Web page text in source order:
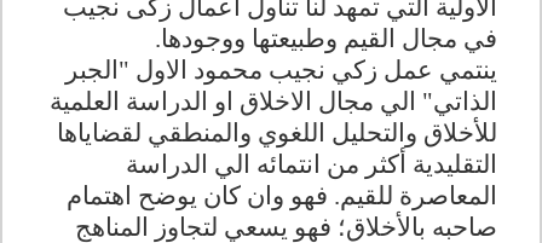
الأولية التي تمهد لنا تناول أعمال زكى نجيب
في مجال القيم وطبيعتها ووجودها.
ينتمي عمل زكي نجيب محمود الاول "الجبر
الذاتي" الي مجال الاخلاق او الدراسة العلمية
للأخلاق والتحليل اللغوي والمنطقي لقضاياها
التقليدية أكثر من انتمائه الي الدراسة
المعاصرة للقيم. فهو وان كان يوضح اهتمام
صاحبه بالأخلاق؛ فهو يسعي لتجاوز المناهج